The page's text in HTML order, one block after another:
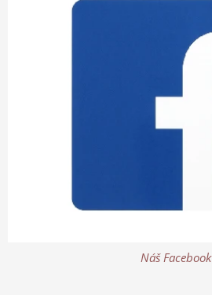
Náš Facebook